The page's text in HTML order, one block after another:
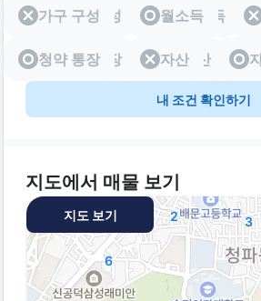
가구 구성 월소득
가구 구성 월소득
청약 통장 자산
청약 통장 자산
내 조건 확인하기
지도에서 매물 보기
6
2 3
지도 보기